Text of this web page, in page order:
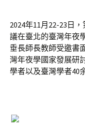
2024年11月22-23日
議在臺北的臺灣年夜
垂長師長教師受邀書
灣年夜學國家發展研
學者以及臺灣學者40